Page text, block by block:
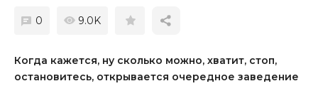
0 9.0K
Когда кажется, ну сколько можно, хватит, стоп,
остановитесь, открывается очередное заведение